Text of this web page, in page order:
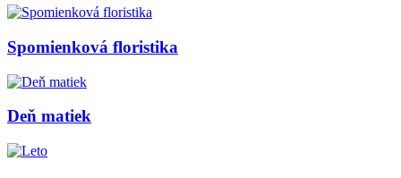
Spomienková floristika
Deň matiek